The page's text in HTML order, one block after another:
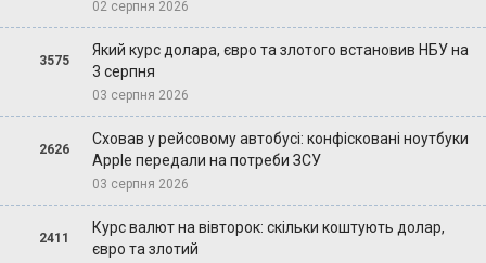
02 серпня 2026
3575
Який курс долара, євро та злотого встановив НБУ на
3 серпня
03 серпня 2026
2626
Сховав у рейсовому автобусі: конфісковані ноутбуки
Apple передали на потреби ЗСУ
03 серпня 2026
2411
Курс валют на вівторок: скільки коштують долар,
євро та злотий